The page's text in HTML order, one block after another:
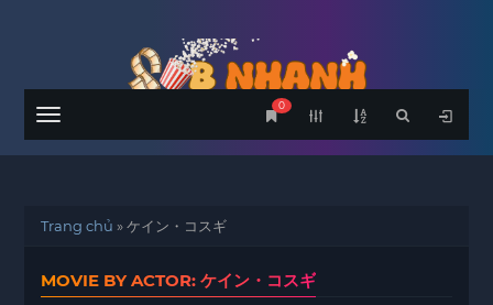
Menu
0
Trang chủ »ケイン・コスギ
MOVIE BY ACTOR: ケイン・コスギ